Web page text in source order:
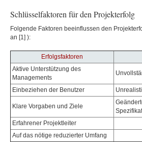
Schlüsselfaktoren für den Projekterfolg
Folgende Faktoren beeinflussen den
an [1] ):
Erfolgsfaktoren
Aktive Unterstützung des
Managements
Einbeziehen der Benutzer
Klare Vorgaben und Ziele
Erfahrener Projektleiter
Auf das nötige reduzierter Umfang